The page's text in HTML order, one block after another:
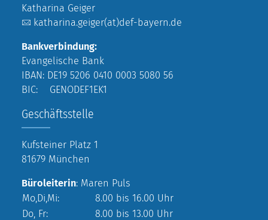
Katharina Geiger
katharina.geiger(at)def-bayern.de
Bankverbindung:
Evangelische Bank
IBAN: DE19 5206 0410 0003 5080 56
BIC: GENODEF1EK1
Geschäftsstelle
Kufsteiner Platz 1
81679 München
Büroleiterin: Maren Puls
Mo,Di,Mi:
8.00 bis 16.00 Uhr
Do, Fr:
8.00 bis 13.00 Uhr